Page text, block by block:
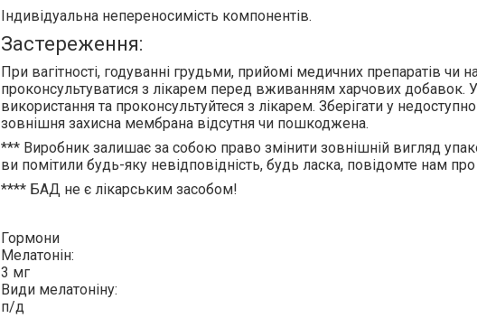
Індивідуальна непереносимість компонентів.
Застереження:
При вагітності, годуванні грудьми, прийомі медичних препаратів чи
проконсультуватися з лікарем перед вживанням харчових добавок.
використання та проконсультуйтеся з лікарем. Зберігати у
зовнішня захисна мембрана відсутня чи пошкоджена.
*** Виробник залишає за собою право змінити зовнішній вигляд
ви помітили будь-яку невідповідність, будь ласка, повідомте нам
**** БАД не є лікарським засобом!
Гормони
Мелатонін:
3 мг
Види мелатоніну:
п/д